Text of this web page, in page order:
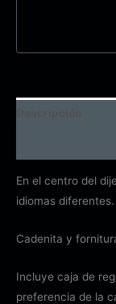
En el centro del
idiomas diferentes.
Cadenita y
Incluye caja de
preferencia de la